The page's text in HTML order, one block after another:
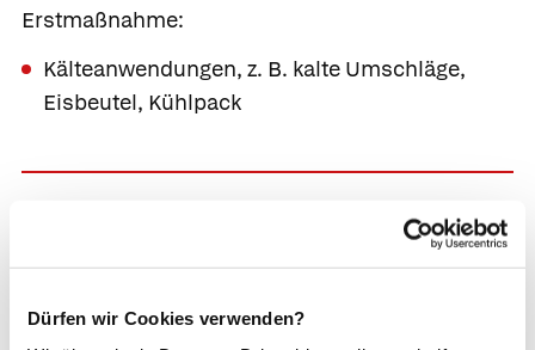
Dürfen wir Cookies verwenden?
Erstmaßnahme:
Kälteanwendungen, z. B. kalte Umschläge,
Eisbeutel, Kühlpack
elektrisierende Schmerzen in
Verstärkung der Schmerzen beim